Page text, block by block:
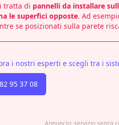
tratta di pannelli da installare
le superfici opposte. Ad
se posizionati sulla parete
i nostri esperti e scegli tra i
95 37 08
Annuncio: servizio senza